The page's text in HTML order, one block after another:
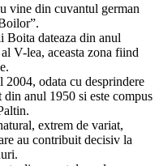
vine din cuvantul german
Boita dateaza din anul
V-lea, aceasta zona fiind
odata cu desprindere
anul 1950 si este compus
extrem de variat,
au contribuit decisiv la